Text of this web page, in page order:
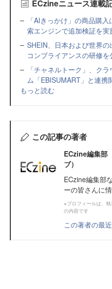
ECzineニュース連載
「AIきっかけ」の商品購
索エンジンで追加検証を実
SHEIN、日本および世界
コンプライアンスの研修を
「チャネルトーク」、ク
ム「EBISUMART」と連携
もっと読む
この記事の著者
ECzine編集部
ブ）
ECzine編集部
ーの皆さんに
※プロフィールは、
の内容です
この著者の最